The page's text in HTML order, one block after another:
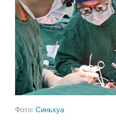
Фото: Синьхуа